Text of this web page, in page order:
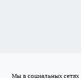
Мы в социальных сетях